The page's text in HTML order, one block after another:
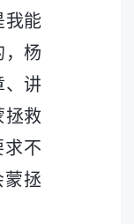
我能
，杨
、讲
拯救
求不
蒙拯